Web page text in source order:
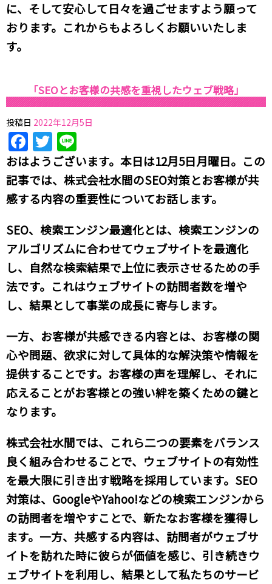
に、そして安心して日々を過ごせますよう願って
おります。これからもよろしくお願いいたしま
す。
「SEOとお客様の共感を重視したウェブ戦略」
投稿日 2022年12月5日
Facebook
Twitter
おはようございます。本日は12月5日月曜日。この
記事では、株式会社水間のSEO対策とお客様が共
感する内容の重要性についてお話します。
SEO、検索エンジン最適化とは、検索エンジンの
アルゴリズムに合わせてウェブサイトを最適化
し、自然な検索結果で上位に表示させるための手
法です。これはウェブサイトの訪問者数を増や
し、結果として事業の成長に寄与します。
一方、お客様が共感できる内容とは、お客様の関
心や問題、欲求に対して具体的な解決策や情報を
提供することです。お客様の声を理解し、それに
応えることがお客様との強い絆を築くための鍵と
なります。
株式会社水間では、これら二つの要素をバランス
良く組み合わせることで、ウェブサイトの有効性
を最大限に引き出す戦略を採用しています。SEO
対策は、GoogleやYahoo!などの検索エンジンから
の訪問者を増やすことで、新たなお客様を獲得し
ます。一方、共感する内容は、訪問者がウェブサ
イトを訪れた時に彼らが価値を感じ、引き続きウ
ェブサイトを利用し、結果として私たちのサービ